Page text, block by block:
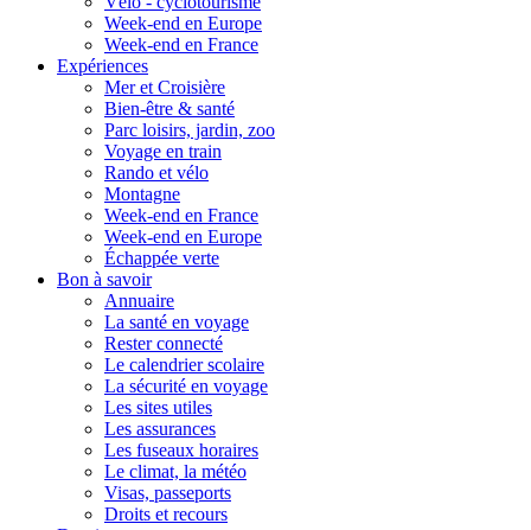
Week-end en Europe
Week-end en France
Expériences
Mer et Croisière
Bien-être & santé
Parc loisirs, jardin, zoo
Voyage en train
Rando et vélo
Montagne
Week-end en France
Week-end en Europe
Échappée verte
Bon à savoir
Annuaire
La santé en voyage
Rester connecté
Le calendrier scolaire
La sécurité en voyage
Les sites utiles
Les assurances
Les fuseaux horaires
Le climat, la météo
Visas, passeports
Droits et recours